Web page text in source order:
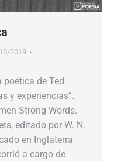
2019
poética de Ted
y experiencias”.
Strong Words.
editado por W. N.
en Inglaterra
a cargo de